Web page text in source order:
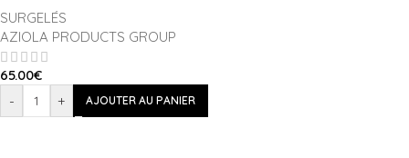
SURGELÉS
AZIOLA PRODUCTS GROUP
65.00€
-
+ AJOUTER AU PANIER